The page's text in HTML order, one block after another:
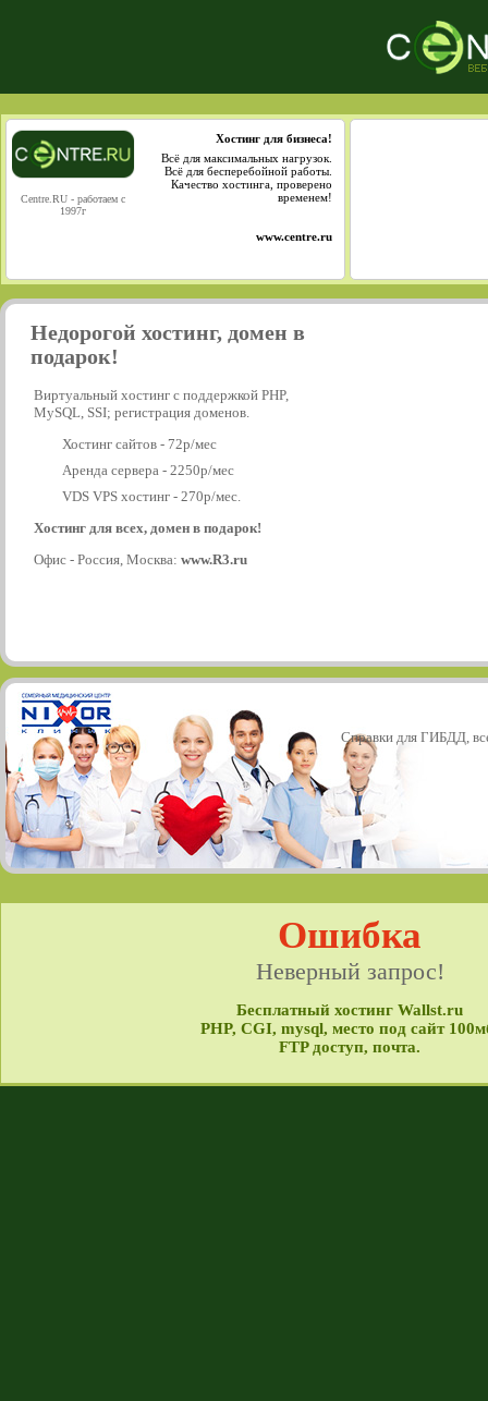
Centre.RU - работаем с
1997г
Хостинг для бизнеса!
Всё для максимальных нагрузок.
Всё для бесперебойной работы.
Качество хостинга, проверено
временем!
www.centre.ru
Недорогой хостинг, домен в
подарок!
Виртуальный хостинг с поддержкой PHP,
MySQL, SSI; регистрация доменов.
Хостинг сайтов - 72р/мес
Аренда сервера - 2250р/мес
VDS VPS хостинг - 270р/мес.
Хостинг для всех, домен в подарок!
Офис - Россия, Москва: www.R3.ru
Справки для ГИБДД,
Ошибка
Неверный запрос!
Бесплатный хостинг Wallst.ru
PHP, CGI, mysql, место под сайт
FTP доступ, почта.